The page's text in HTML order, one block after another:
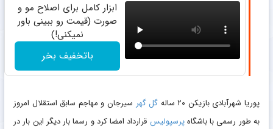
ابزار کامل برای اصلاح مو و
صورت (قیمت رو ببینی باور
نمیکنی!)
باتخفیف بخر
پوریا شهرآبادی بازیکن ۲۰ ساله گل گهر سیرجان و مهاجم سابق استقلال امروز
به طور رسمی با باشگاهپرسپولیس قرارداد امضا کرد و رسما بار دیگر این بار در